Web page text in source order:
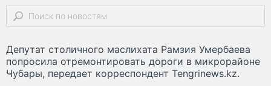
Депутат столичного маслихата Рамзия Умербаева
попросила отремонтировать дороги в микрорайоне
Чубары, передает корреспондент Tengrinews.kz.